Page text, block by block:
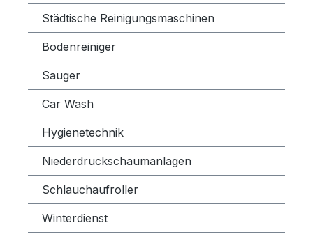
Städtische Reinigungsmaschinen
Bodenreiniger
Sauger
Car Wash
Hygienetechnik
Niederdruckschaumanlagen
Schlauchaufroller
Winterdienst